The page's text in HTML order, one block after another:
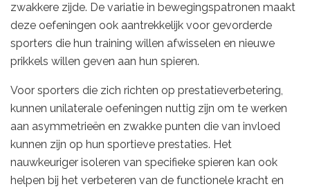
zwakkere zijde. De variatie in bewegingspatronen maakt
deze oefeningen ook aantrekkelijk voor gevorderde
sporters die hun training willen afwisselen en nieuwe
prikkels willen geven aan hun spieren.
Voor sporters die zich richten op prestatieverbetering,
kunnen unilaterale oefeningen nuttig zijn om te werken
aan asymmetrieën en zwakke punten die van invloed
kunnen zijn op hun sportieve prestaties. Het
nauwkeuriger isoleren van specifieke spieren kan ook
helpen bij het verbeteren van de functionele kracht en